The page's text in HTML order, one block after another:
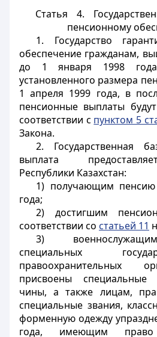
Статья 4.
пенсионному
1. Государство
обеспечение гражданам,
до 1 января 1998
установленного размера
1 апреля 1999 года, в
пенсионные выплаты
соответствии с пунктом 5
Закона.
2. Государственная
выплата
Республики Казахстан:
1) получающим
года;
2) достигшим
соответствии со статьей 11
3)
специальных
правоохранительных
присвоены специальные
чины, а также лицам,
специальные звания,
форменную одежду
года, имеющим